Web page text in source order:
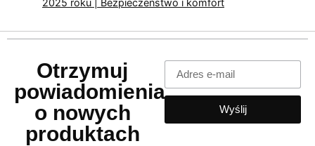
Otrzymuj
powiadomienia
o nowych
produktach
Wyślij